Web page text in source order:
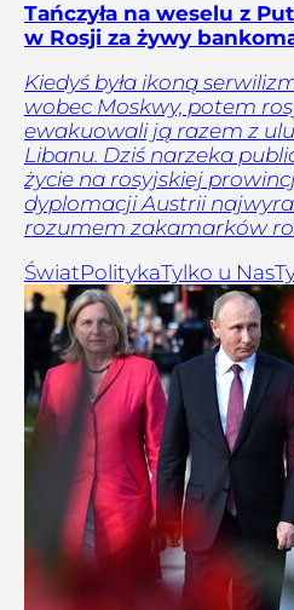
Tańczyła na weselu z
w Rosji za żywy
Kiedyś była ikoną
wobec Moskwy, potem
ewakuowali ją razem z
Libanu. Dziś narzeka
życie na rosyjskiej
dyplomacji Austrii
rozumem zakamarków
ŚwiatPolitykaTylko u Nas